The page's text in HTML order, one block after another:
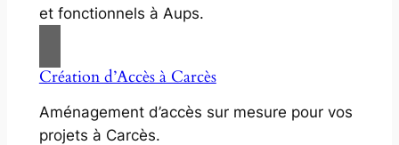
et fonctionnels à Aups.
Création d’Accès à Carcès
Aménagement d’accès sur mesure pour vos
projets à Carcès.